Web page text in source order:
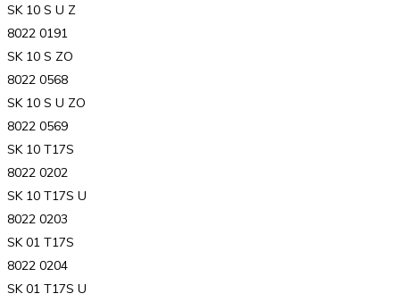
SK 10 S U Z
8022 0191
SK 10 S ZO
8022 0568
SK 10 S U ZO
8022 0569
SK 10 T17S
8022 0202
SK 10 T17S U
8022 0203
SK 01 T17S
8022 0204
SK 01 T17S U